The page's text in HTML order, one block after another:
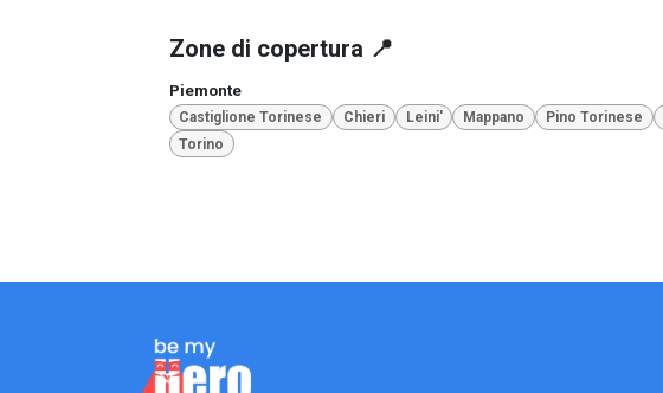
Zone di copertura 📍
Piemonte
Castiglione Torinese Chieri Leini' Mappano Pino Torinese
Torino